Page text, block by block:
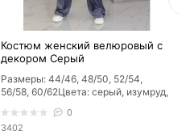
Костюм женский велюровый с
декором Серый
Размеры: 44/46, 48/50, 52/54,
56/58, 60/62Цвета: серый, изумруд,
се..
0
3402